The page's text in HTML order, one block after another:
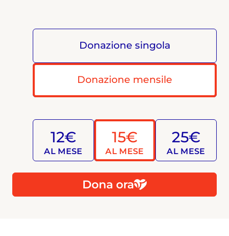
Donazione singola
Donazione mensile
12€
AL MESE
15€
AL MESE
25€
AL MESE
Dona ora